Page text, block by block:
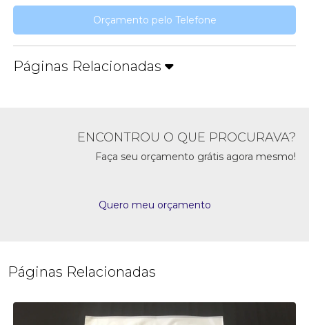
Orçamento pelo Telefone
Páginas Relacionadas
ENCONTROU O QUE PROCURAVA?
Faça seu orçamento grátis agora mesmo!
Quero meu orçamento
Páginas Relacionadas